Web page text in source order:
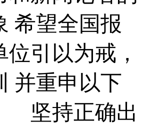
希望全国报
引以为戒，
并重申以下
坚持正确出